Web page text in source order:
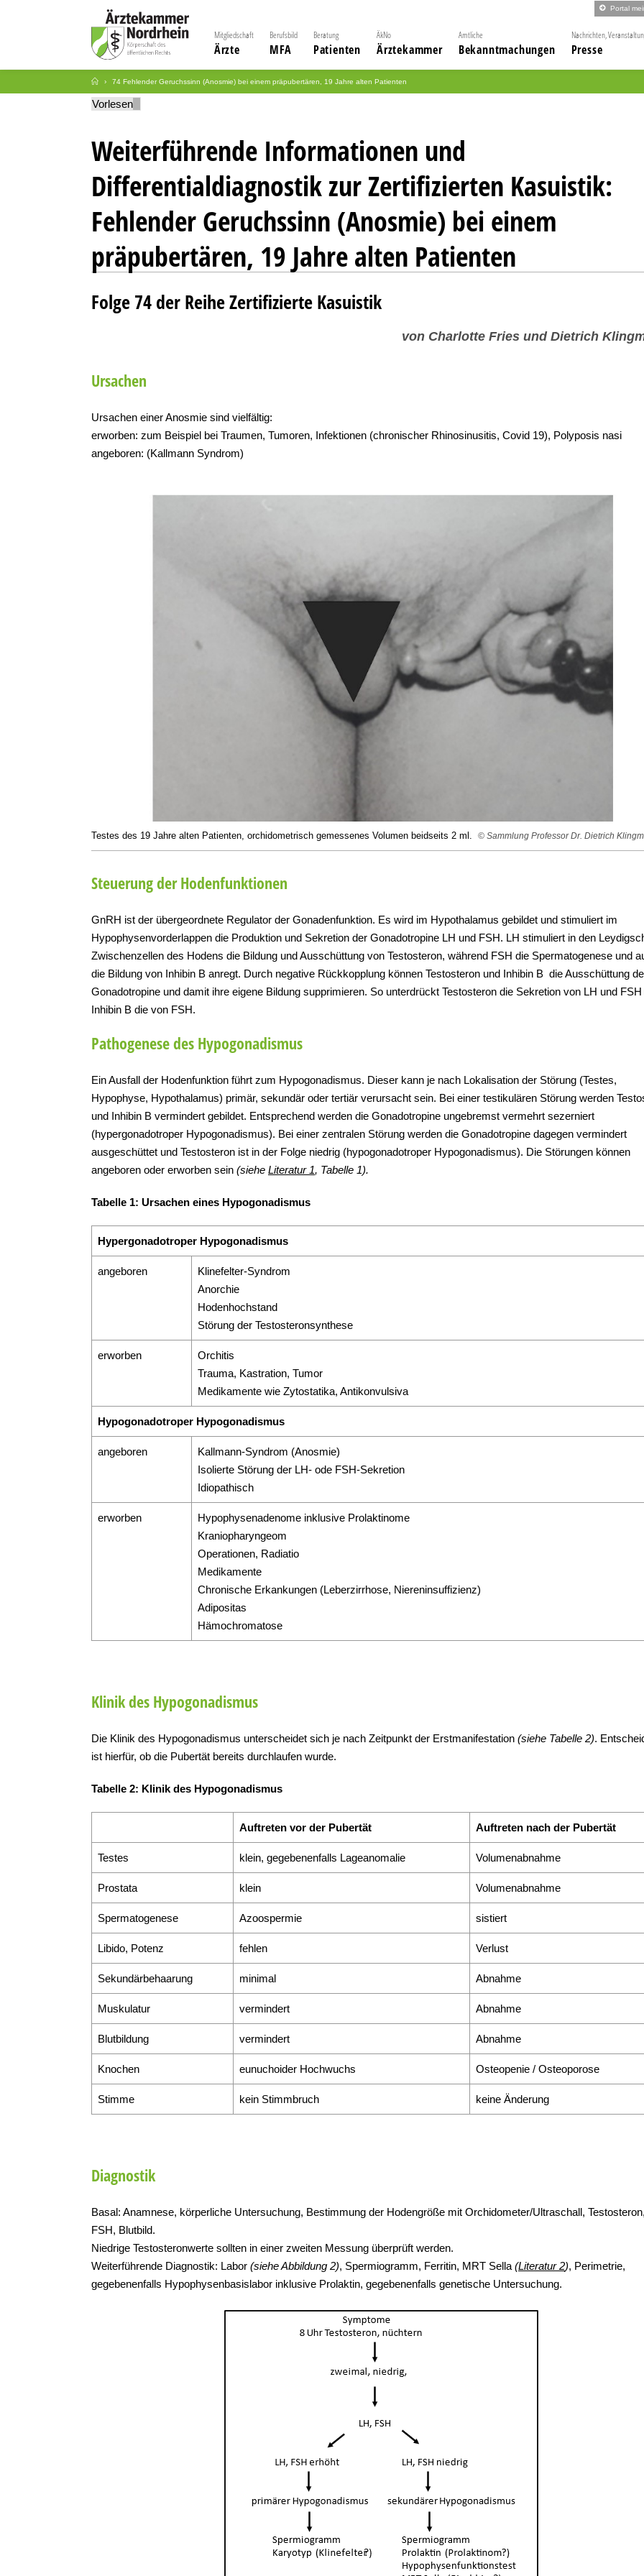
Portal
Mitgliedschaft
Ärzte
Berufsbild
MFA
Beratung
Patienten
ÄkNo
Ärztekammer
Amtliche
Bekanntmachungen
Nachrichten,
Presse
74 Fehlender Geruchssinn (Anosmie) bei einem präpubertären, 19 Jahre alten Patienten
Vorlesen
Weiterführende Informationen und
Differentialdiagnostik zur Zertifizierten Kasuistik:
Fehlender Geruchssinn (Anosmie) bei einem
präpubertären, 19 Jahre alten Patienten
Folge 74 der Reihe Zertifizierte Kasuistik
von Charlotte Fries und Dietrich
Ursachen
Ursachen einer Anosmie sind vielfältig:
erworben: zum Beispiel bei Traumen, Tumoren, Infektionen (chronischer Rhinosinusitis, Covid 19), Polyposis nasi
angeboren: (Kallmann Syndrom)
Testes des 19 Jahre alten Patienten, orchidometrisch gemessenes Volumen beidseits 2 ml. © Sammlung Professor Dr. Dietrich
Steuerung der Hodenfunktionen
GnRH ist der übergeordnete Regulator der Gonadenfunktion. Es wird im Hypothalamus gebildet und stimuliert im
Hypophysenvorderlappen die Produktion und Sekretion der Gonadotropine LH und FSH. LH stimuliert in den
Zwischenzellen des Hodens die Bildung und Ausschüttung von Testosteron, während FSH die Spermatogenese und
die Bildung von Inhibin B anregt. Durch negative Rückkopplung können Testosteron und Inhibin B die Ausschüttung
Gonadotropine und damit ihre eigene Bildung supprimieren. So unterdrückt Testosteron die Sekretion von LH und FSH
Inhibin B die von FSH.
Pathogenese des Hypogonadismus
Ein Ausfall der Hodenfunktion führt zum Hypogonadismus. Dieser kann je nach Lokalisation der Störung (Testes,
Hypophyse, Hypothalamus) primär, sekundär oder tertiär verursacht sein. Bei einer testikulären Störung werden
und Inhibin B vermindert gebildet. Entsprechend werden die Gonadotropine ungebremst vermehrt sezerniert
(hypergonadotroper Hypogonadismus). Bei einer zentralen Störung werden die Gonadotropine dagegen vermindert
ausgeschüttet und Testosteron ist in der Folge niedrig (hypogonadotroper Hypogonadismus). Die Störungen können
angeboren oder erworben sein (siehe Literatur 1, Tabelle 1).
Tabelle 1: Ursachen eines Hypogonadismus
Hypergonadotroper Hypogonadismus
angeboren
Klinefelter-Syndrom
Anorchie
Hodenhochstand
Störung der Testosteronsynthese
erworben
Orchitis
Trauma, Kastration, Tumor
Medikamente wie Zytostatika, Antikonvulsiva
Hypogonadotroper Hypogonadismus
angeboren
Kallmann-Syndrom (Anosmie)
Isolierte Störung der LH- ode FSH-Sekretion
Idiopathisch
erworben
Hypophysenadenome inklusive Prolaktinome
Kraniopharyngeom
Operationen, Radiatio
Medikamente
Chronische Erkankungen (Leberzirrhose, Niereninsuffizienz)
Adipositas
Hämochromatose
Klinik des Hypogonadismus
Die Klinik des Hypogonadismus unterscheidet sich je nach Zeitpunkt der Erstmanifestation (siehe Tabelle 2).
ist hierfür, ob die Pubertät bereits durchlaufen wurde.
Tabelle 2: Klinik des Hypogonadismus
Auftreten vor der Pubertät Auftreten nach der Pubertät
Testes klein, gegebenenfalls Lageanomalie Volumenabnahme
Prostata klein Volumenabnahme
Spermatogenese Azoospermie sistiert
Libido, Potenz fehlen Verlust
Sekundärbehaarung minimal Abnahme
Muskulatur vermindert Abnahme
Blutbildung vermindert Abnahme
Knochen eunuchoider Hochwuchs Osteopenie / Osteoporose
Stimme kein Stimmbruch keine Änderung
Diagnostik
Basal: Anamnese, körperliche Untersuchung, Bestimmung der Hodengröße mit Orchidometer/Ultraschall,
FSH, Blutbild.
Niedrige Testosteronwerte sollten in einer zweiten Messung überprüft werden.
Weiterführende Diagnostik: Labor (siehe Abbildung 2), Spermiogramm, Ferritin, MRT Sella(Literatur 2), Perimetrie,
gegebenenfalls Hypophysenbasislabor inklusive Prolaktin, gegebenenfalls genetische Untersuchung.